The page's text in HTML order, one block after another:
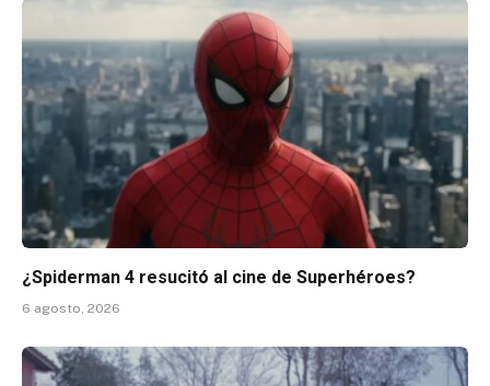
¿Spiderman 4 resucitó al cine de Superhéroes?
6 agosto, 2026